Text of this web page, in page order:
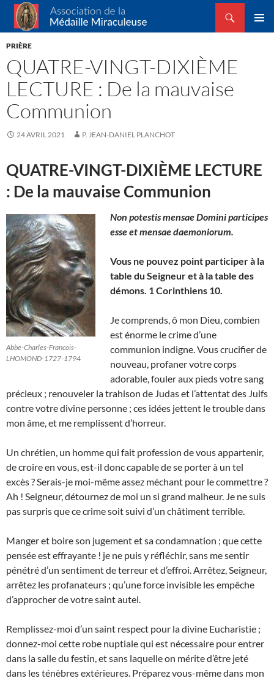
Association de la Médaille Miraculeuse
Recherche
ALLER
PRIÈRE
QUATRE-VINGT-DIXIÈME
LECTURE : De la mauvaise
Communion
24 AVRIL 2021 P. JEAN-DANIEL PLANCHOT
QUATRE-VINGT-DIXIÈME LECTURE
: De la mauvaise Communion
Abbe-Charles-Francois-
LHOMOND-1727-1794
Non potestis mensae Domini participes
esse et mensae daemoniorum.
Vous ne pouvez point participer à la
table du Seigneur et à la table des
démons. 1 Corinthiens 10.
Je comprends, ô mon Dieu, combien
est énorme le crime d’une
communion indigne. Vous crucifier de
nouveau, profaner votre corps
adorable, fouler aux pieds votre sang
précieux ; renouveler la trahison de Judas et l’attentat des Juifs
contre votre divine personne ; ces idées jettent le trouble dans
mon âme, et me remplissent d’horreur.
Un chrétien, un homme qui fait profession de vous appartenir,
de croire en vous, est-il donc capable de se porter à un tel
excès ? Serais-je moi-même assez méchant pour le commettre ?
Ah ! Seigneur, détournez de moi un si grand malheur. Je ne suis
pas surpris que ce crime soit suivi d’un châtiment terrible.
Manger et boire son jugement et sa condamnation ; que cette
pensée est effrayante ! je ne puis y réfléchir, sans me sentir
pénétré d’un sentiment de terreur et d’effroi. Arrêtez, Seigneur,
arrêtez les profanateurs ; qu’une force invisible les empêche
d’approcher de votre saint autel.
Remplissez-moi d’un saint respect pour la divine Eucharistie ;
donnez-moi cette robe nuptiale qui est nécessaire pour entrer
dans la salle du festin, et sans laquelle on mérite d’être jeté
dans les ténèbres extérieures. Préparez vous-même dans mon